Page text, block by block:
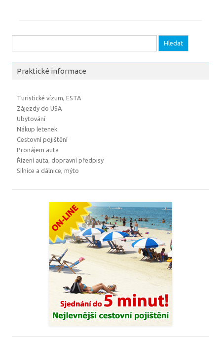
Praktické informace
Turistické vízum, ESTA
Zájezdy do USA
Ubytování
Nákup letenek
Cestovní pojištění
Pronájem auta
Řízení auta, dopravní předpisy
Silnice a dálnice, mýto